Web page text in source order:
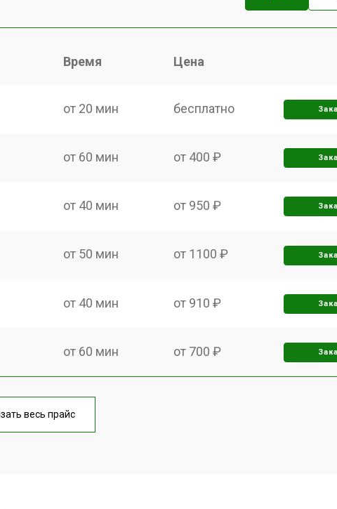
Время Цена
от 20 мин бесплатно
от 60 мин от 400 ₽
от 40 мин от 950 ₽
от 50 мин от 1100 ₽
от 40 мин от 910 ₽
от 60 мин от 700 ₽
от 40 мин
весь прайс